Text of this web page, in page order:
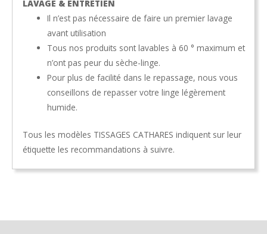
LAVAGE & ENTRETIEN
Il n’est pas nécessaire de faire un premier lavage
avant utilisation
Tous nos produits sont lavables à 60 ° maximum et
n’ont pas peur du sèche-linge.
Pour plus de facilité dans le repassage, nous vous
conseillons de repasser votre linge légèrement
humide.
Tous les modèles TISSAGES CATHARES indiquent sur leur
étiquette les recommandations à suivre.